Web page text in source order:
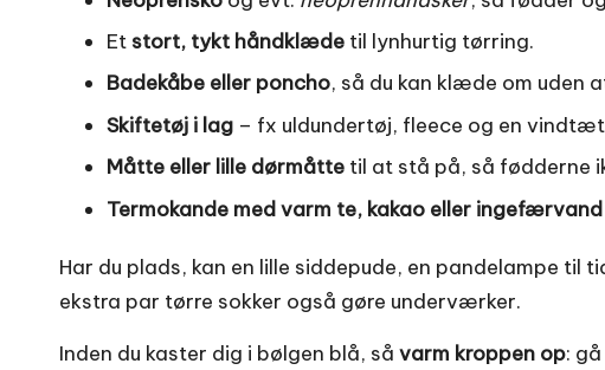
Et stort, tykt håndklæde til lynhurtig tørring.
Badekåbe eller poncho, så du kan klæde om uden
Skiftetøj i lag – fx uldundertøj, fleece og en vindtæt
Måtte eller lille dørmåtte til at stå på, så fødderne
Termokande med varm te, kakao eller ingefærvand
Har du plads, kan en lille siddepude, en pandelampe
ekstra par tørre sokker også gøre underværker.
Inden du kaster dig i bølgen blå, så varm kroppen op: